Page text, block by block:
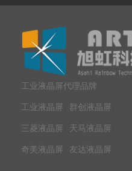
工业液晶屏代理品牌
工业液晶屏 群创液晶屏
三菱液晶屏 天马液晶屏
奇美液晶屏 友达液晶屏